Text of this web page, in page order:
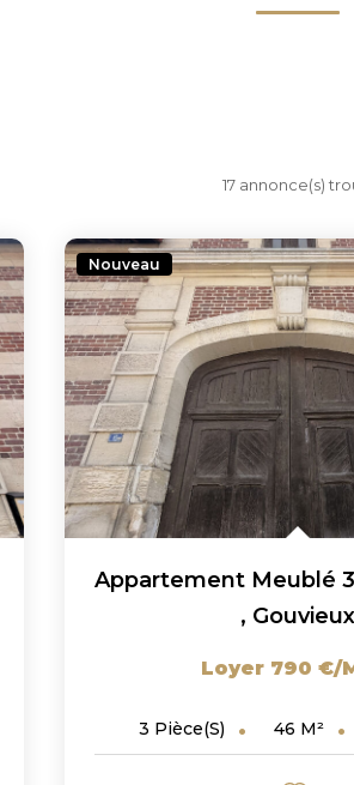
17 annonce(s)
Nouveau
, Gouvieux
Loyer 790 €/
3 Pièce(s) 46 M²